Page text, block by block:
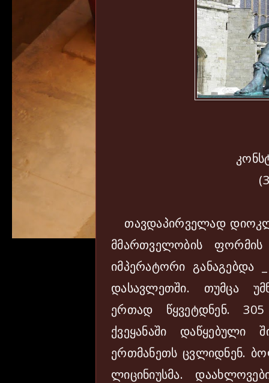
თავდაპირველად
მმართველობის
იმპერატორი
დასავლეთში. თუმცა
ერთად წყვეტდნენ.
ქვეყანაში დაწყებული
ერთმანეთს ცვლიდნენ.
ლიცინიუსმა.